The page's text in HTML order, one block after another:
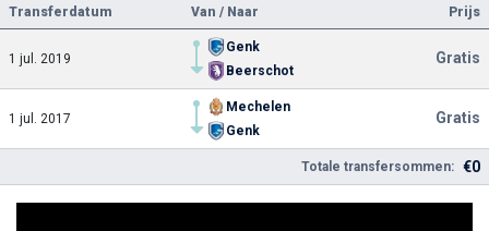
Transferdatum Van / Naar Prijs
1 jul. 2019
Genk
Beerschot
Gratis
1 jul. 2017
Mechelen
Genk
Gratis
Totale transfersommen: €0